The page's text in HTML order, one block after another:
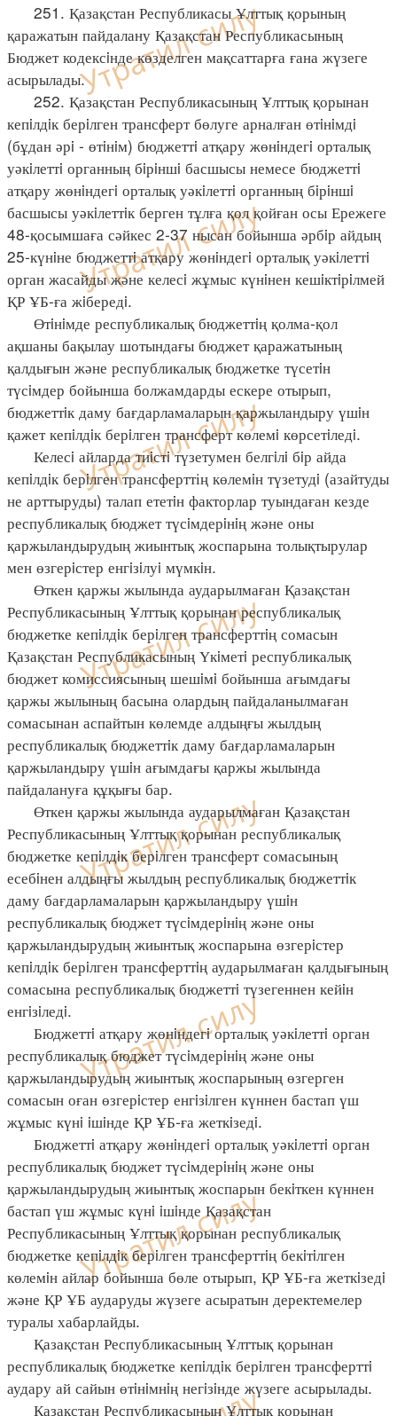
251. Қазақстан Республикасы Ұлттық қорының
қаражатын пайдалану Қазақстан Республикасының
Бюджет кодексiнде көзделген мақсаттарға ғана жүзеге
асырылады.
252. Қазақстан Республикасының Ұлттық қорынан
кепiлдiк берiлген трансферт бөлуге арналған өтiнiмдi
(бұдан әрi - өтiнiм) бюджеттi атқару жөнiндегi орталық
уәкiлеттi органның бiрiншi басшысы немесе бюджеттi
атқару жөнiндегi орталық уәкiлеттi органның бiрiншi
басшысы уәкiлеттiк берген тұлға қол қойған осы Ережеге
48-қосымшаға сәйкес 2-37 нысан бойынша әрбiр айдың
25-күнiне бюджеттi атқару жөнiндегi орталық уәкiлеттi
орган жасайды және келесi жұмыс күнiнен кешiктiрiлмей
ҚР ҰБ-ға жiбередi.
Өтiнiмде республикалық бюджеттiң қолма-қол
ақшаны бақылау шотындағы бюджет қаражатының
қалдығын және республикалық бюджетке түсетiн
түсiмдер бойынша болжамдарды ескере отырып,
бюджеттiк даму бағдарламаларын қаржыландыру үшiн
қажет кепiлдiк берiлген трансферт көлемi көрсетiледi.
Келесi айларда тиiстi түзетумен белгiлi бiр айда
кепiлдiк берiлген трансферттің көлемiн түзетудi (азайтуды
не арттыруды) талап ететiн факторлар туындаған кезде
республикалық бюджет түсiмдерiнiң және оны
қаржыландырудың жиынтық жоспарына толықтырулар
мен өзгерiстер енгiзiлуi мүмкiн.
Өткен қаржы жылында аударылмаған Қазақстан
Республикасының Ұлттық қорынан республикалық
бюджетке кепiлдiк берiлген трансферттiң сомасын
Қазақстан Республикасының Үкiметi республикалық
бюджет комиссиясының шешiмi бойынша ағымдағы
қаржы жылының басына олардың пайдаланылмаған
сомасынан аспайтын көлемде алдыңғы жылдың
республикалық бюджеттiк даму бағдарламаларын
қаржыландыру үшiн ағымдағы қаржы жылында
пайдалануға құқығы бар.
Өткен қаржы жылында аударылмаған Қазақстан
Республикасының Ұлттық қорынан республикалық
бюджетке кепiлдiк берiлген трансферт сомасының
есебiнен алдыңғы жылдың республикалық бюджеттiк
даму бағдарламаларын қаржыландыру үшiн
республикалық бюджет түсiмдерiнiң және оны
қаржыландырудың жиынтық жоспарына өзгерiстер
кепiлдiк берiлген трансферттiң аударылмаған қалдығының
сомасына республикалық бюджеттi түзегеннен кейiн
енгiзiледi.
Бюджеттi атқару жөнiндегi орталық уәкiлеттi орган
республикалық бюджет түсiмдерiнiң және оны
қаржыландырудың жиынтық жоспарының өзгерген
сомасын оған өзгерiстер енгiзiлген күннен бастап үш
жұмыс күнi iшiнде ҚР ҰБ-ға жеткiзедi.
Бюджеттi атқару жөнiндегi орталық уәкiлеттi орган
республикалық бюджет түсiмдерiнiң және оны
қаржыландырудың жиынтық жоспарын бекiткен күннен
бастап үш жұмыс күнi iшiнде Қазақстан
Республикасының Ұлттық қорынан республикалық
бюджетке кепiлдiк берiлген трансферттiң бекiтiлген
көлемiн айлар бойынша бөле отырып, ҚР ҰБ-ға жеткiзедi
және ҚР ҰБ аударуды жүзеге асыратын деректемелер
туралы хабарлайды.
Қазақстан Республикасының Ұлттық қорынан
республикалық бюджетке кепiлдiк берiлген трансферттi
аудару ай сайын өтiнiмнiң негiзiнде жүзеге асырылады.
Қазақстан Республикасының Ұлттық қорынан